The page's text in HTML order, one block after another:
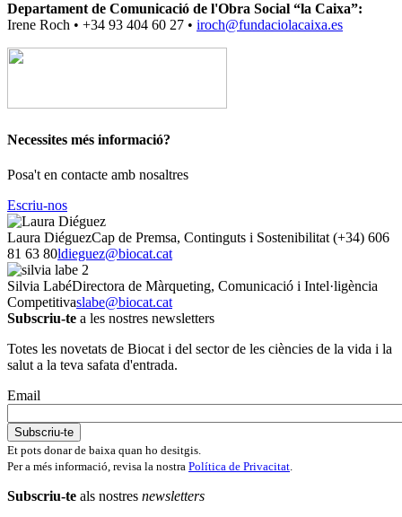
Departament de Comunicació de l'Obra Social “la Caixa”:
Irene Roch • +34 93 404 60 27 • iroch@fundaciolacaixa.es
Necessites més informació?
Posa't en contacte amb nosaltres
Escriu-nos
Laura DiéguezCap de Premsa, Continguts i Sostenibilitat (+34) 606
81 63 80ldieguez@biocat.cat
Silvia LabéDirectora de Màrqueting, Comunicació i Intel·ligència
Competitivaslabe@biocat.cat
Subscriu-te a les nostres newsletters
Totes les novetats de Biocat i del sector de les ciències de la vida i la
salut a la teva safata d'entrada.
Email
Et pots donar de baixa quan ho desitgis.
Per a més informació, revisa la nostra Política de Privacitat
Subscriu-te als nostres newsletters